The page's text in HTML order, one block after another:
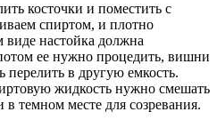
косточки и поместить с
спиртом, и плотно
настойка должна
ее нужно процедить, вишни
перелить в другую емкость.
жидкость нужно смешать
в темном месте для созревания.